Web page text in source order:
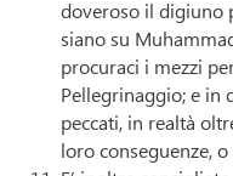
doveroso il digiuno
siano su
procuraci i mezzi
Pellegrinaggio; e in
peccati, in realtà
loro conseguenze,